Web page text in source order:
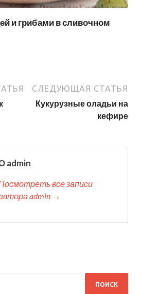
и грибами в сливочном
СЛЕДУЮЩАЯ СТАТЬЯ
Кукурузные оладьи на
кефире
admin
все записи
admin →